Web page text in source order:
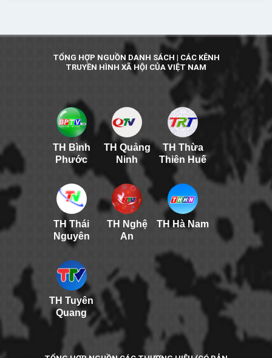
TỔNG HỢP NGUỒN DANH SÁCH | CÁC KÊNH
TRUYỀN HÌNH XÃ HỘI CỦA VIỆT NAM
TH Bình
Phước
TH Quảng
Ninh
TH Thừa
Thiên Huế
TH Thái
Nguyên
TH Nghệ
An
TH Hà Nam
TH Tuyên
Quang